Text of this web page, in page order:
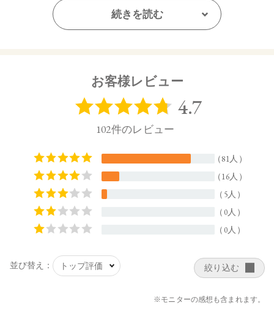
／葉エキス、ラベンダー花エキス、月見草油、セイヨウノコ
ギリソウエキス、ラベンダー油、ニオイテンジクアオイ油、
水添ヒマシ油、クエン酸、クエン酸Na、サクシノグリカン、
【メーカー品番】
店舗でお問い合わせの際には、下記品番をお伝え下さい。
4570106728314
【店舗発売日】
CosmeKitchen 2024/4/1
Make↗Kitchen 2024/4/1
※店舗での取り扱いや詳しい在庫状況につきましては、各店
※発売日は予告なく変更する可能性がございます。予めご了
続きを読む
お客様レビュー